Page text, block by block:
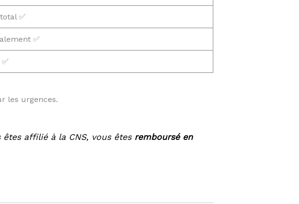
✅
✅
les urgences.
affilié à la CNS, vous êtes remboursé en